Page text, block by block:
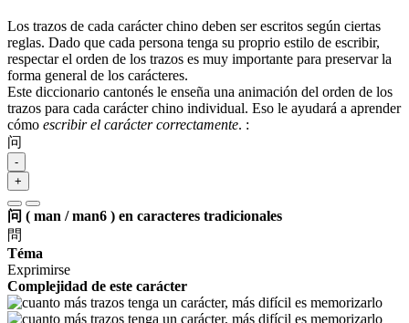
Los trazos de cada carácter chino deben ser escritos según ciertas
reglas. Dado que cada persona tenga su proprio estilo de escribir,
respectar el orden de los trazos es muy importante para preservar la
forma general de los carácteres.
Este diccionario cantonés le enseña una animación del orden de los
trazos para cada carácter chino individual. Eso le ayudará a aprender
cómo escribir el carácter correctamente. :
问
-
+
问 ( man / man6 ) en caracteres tradicionales
問
Téma
Exprimirse
Complejidad de este carácter